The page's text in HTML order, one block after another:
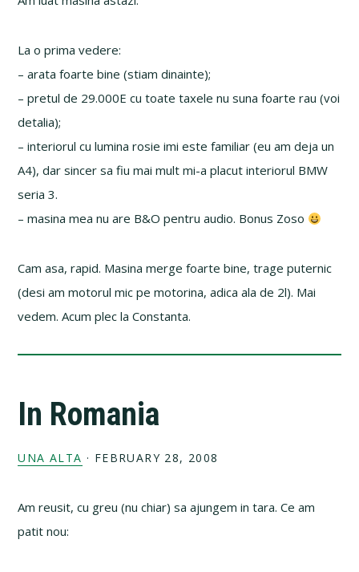
La o prima vedere:
– arata foarte bine (stiam dinainte);
– pretul de 29.000E cu toate taxele nu suna foarte rau (voi
detalia);
– interiorul cu lumina rosie imi este familiar (eu am deja un
A4), dar sincer sa fiu mai mult mi-a placut interiorul BMW
seria 3.
– masina mea nu are B&O pentru audio. Bonus Zoso
Cam asa, rapid. Masina merge foarte bine, trage puternic
(desi am motorul mic pe motorina, adica ala de 2l). Mai
vedem. Acum plec la Constanta.
In Romania
UNA ALTA · FEBRUARY 28, 2008
Am reusit, cu greu (nu chiar) sa ajungem in tara. Ce am
patit nou: